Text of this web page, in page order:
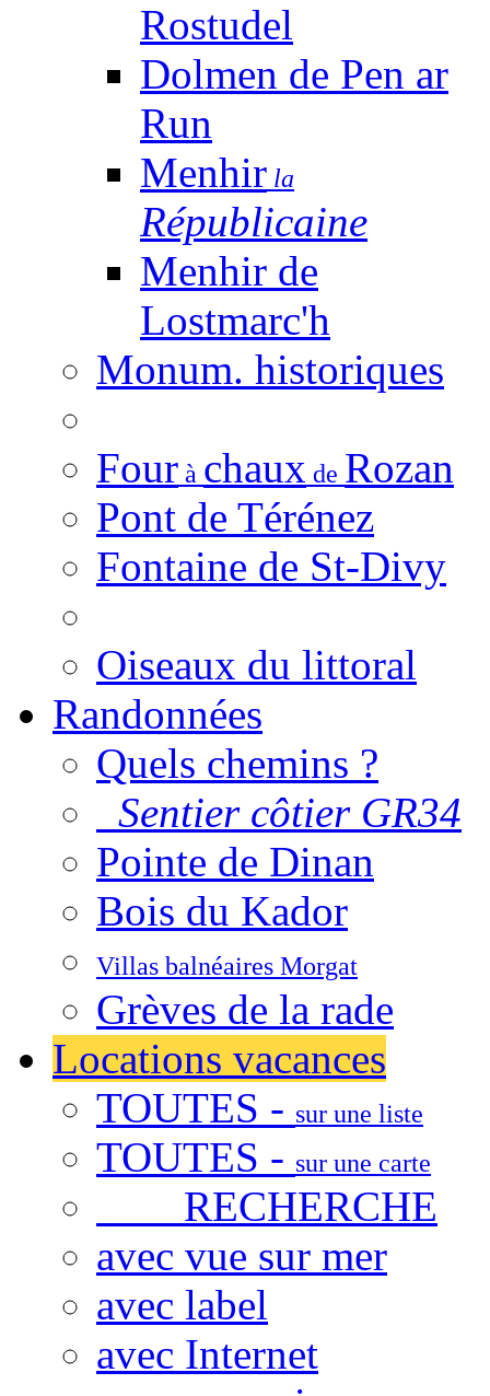
Rostudel
Dolmen de Pen ar
Run
Menhir la
Républicaine
Menhir de
Lostmarc'h
Monum. historiques
Four à chaux de Rozan
Pont de Térénez
Fontaine de St-Divy
Oiseaux du littoral
Randonnées
Quels chemins ?
Sentier côtier GR34
Pointe de Dinan
Bois du Kador
Villas balnéaires Morgat
Grèves de la rade
Locations vacances
TOUTES - sur une liste
TOUTES - sur une carte
RECHERCHE
avec vue sur mer
avec label
avec Internet